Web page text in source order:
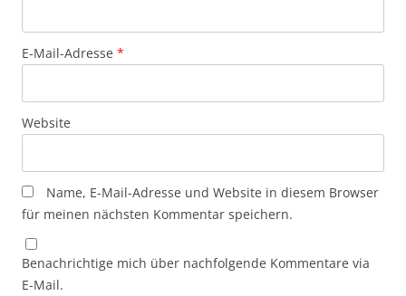
E-Mail-Adresse *
Website
Name, E-Mail-Adresse und Website in diesem Browser
für meinen nächsten Kommentar speichern.
Benachrichtige mich über nachfolgende Kommentare via
E-Mail.